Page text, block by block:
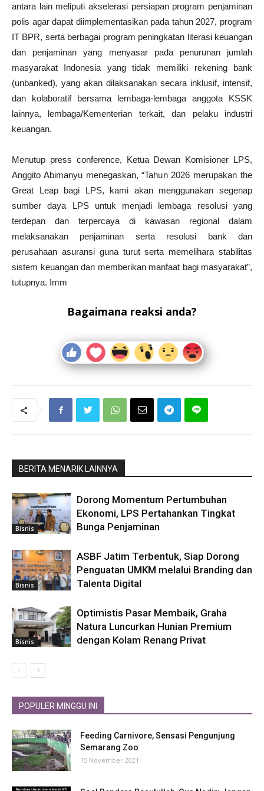
antara lain meliputi akselerasi persiapan program penjaminan
polis agar dapat diimplementasikan pada tahun 2027, program
IT BPR, serta berbagai program peningkatan literasi keuangan
dan penjaminan yang menyasar pada penurunan jumlah
masyarakat Indonesia yang tidak memiliki rekening bank
(unbanked), yang akan dilaksanakan secara inklusif, intensif,
dan kolaboratif bersama lembaga-lembaga anggota KSSK
lainnya, lembaga/Kementerian terkait, dan pelaku industri
keuangan.
Menutup press conference, Ketua Dewan Komisioner LPS,
Anggito Abimanyu menegaskan, “Tahun 2026 merupakan the
Great Leap bagi LPS, kami akan menggunakan segenap
sumber daya LPS untuk menjadi lembaga resolusi yang
terdepan dan terpercaya di kawasan regional dalam
melaksanakan penjaminan serta resolusi bank dan
perusahaan asuransi guna turut serta memelihara stabilitas
sistem keuangan dan memberikan manfaat bagi masyarakat”,
tutupnya. Imm
Bagaimana reaksi anda?
BERITA MENARIK LAINNYA
Bisnis
Dorong Momentum Pertumbuhan
Ekonomi, LPS Pertahankan Tingkat
Bunga Penjaminan
Bisnis
ASBF Jatim Terbentuk, Siap Dorong
Penguatan UMKM melalui Branding dan
Talenta Digital
Bisnis
Optimistis Pasar Membaik, Graha
Natura Luncurkan Hunian Premium
dengan Kolam Renang Privat
POPULER MINGGU INI
Feeding Carnivore, Sensasi Pengunjung
Semarang Zoo
15 November 2021